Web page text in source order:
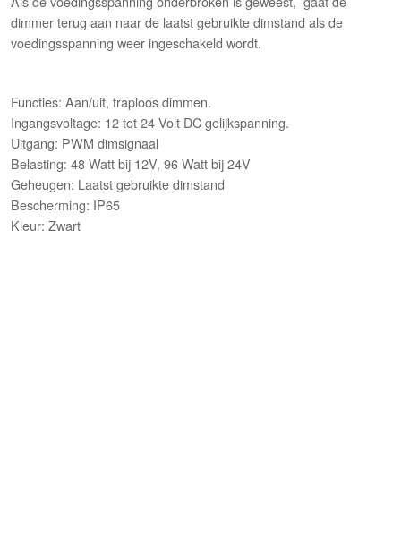
dimmer terug aan naar de laatst gebruikte dimstand als de
voedingsspanning weer ingeschakeld wordt.
Functies: Aan/uit, traploos dimmen.
Ingangsvoltage: 12 tot 24 Volt DC gelijkspanning.
Uitgang: PWM dimsignaal
Belasting: 48 Watt bij 12V, 96 Watt bij 24V
Geheugen: Laatst gebruikte dimstand
Bescherming: IP65
Kleur: Zwart